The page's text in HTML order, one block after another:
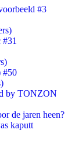
#3
#50
by TONZON
de jaren heen?
kaputt